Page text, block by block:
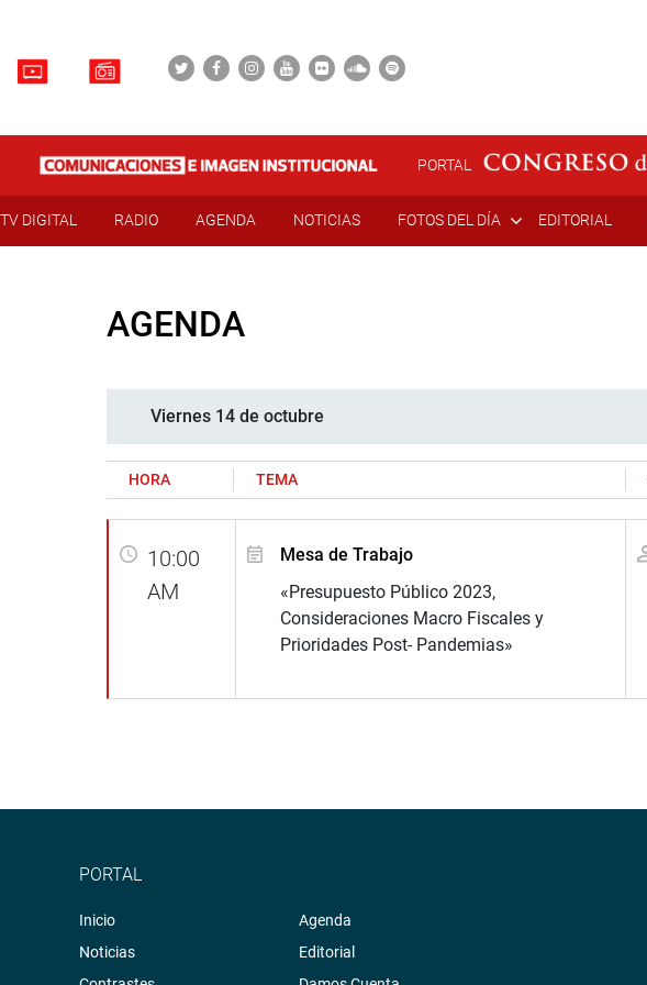
PORTAL
TV DIGITAL RADIO AGENDA NOTICIAS FOTOS DEL DÍA EDITORIAL
AGENDA
Viernes 14 de octubre
HORA TEMA
10:00
AM
Mesa de Trabajo
«Presupuesto Público 2023,
Consideraciones Macro Fiscales y
Prioridades Post- Pandemias»
PORTAL
Inicio
Noticias
Agenda
Editorial